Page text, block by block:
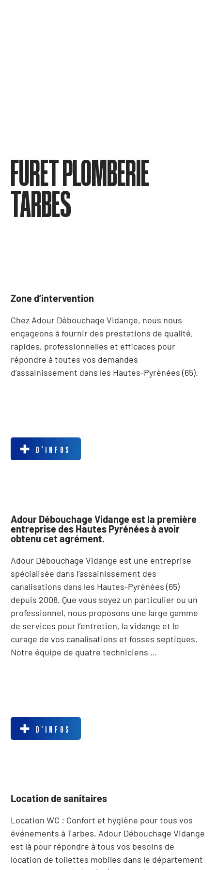
FURET PLOMBERIE
TARBES
Zone d’intervention
Chez Adour Débouchage Vidange, nous nous
engageons à fournir des prestations de qualité,
rapides, professionnelles et efficaces pour
répondre à toutes vos demandes
d’assainissement dans les Hautes-Pyrénées (65).
D’INFOS
Adour Débouchage Vidange est la première
entreprise des Hautes Pyrénées à avoir
obtenu cet agrément.
Adour Débouchage Vidange est une entreprise
spécialisée dans l’assainissement des
canalisations dans les Hautes-Pyrénées (65)
depuis 2008. Que vous soyez un particulier ou un
professionnel, nous proposons une large gamme
de services pour l’entretien, la vidange et le
curage de vos canalisations et fosses septiques.
Notre équipe de quatre techniciens …
D’INFOS
Location de sanitaires
Location WC : Confort et hygiène pour tous vos
événements à Tarbes, Adour Débouchage Vidange
est là pour répondre à tous vos besoins de
location de toilettes mobiles dans le département